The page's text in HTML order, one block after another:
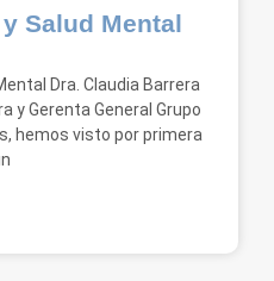
Salud Mental
Dra. Claudia Barrera
y Gerenta General Grupo
hemos visto por primera